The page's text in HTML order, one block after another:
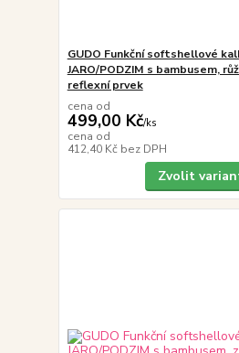
GUDO Funkční softshellové
JARO/PODZIM s bambusem,
reflexní prvek
cena od
499,00 Kč/ks
cena od
412,40 Kč bez DPH
Zvolit